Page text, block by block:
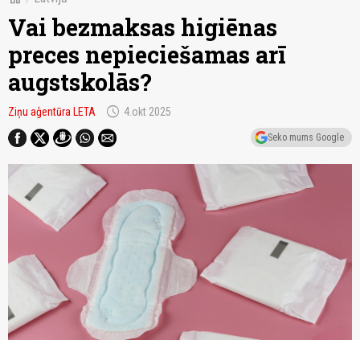
Vai bezmaksas higiēnas
preces nepieciešamas arī
augstskolās?
Ziņu aģentūra LETA schedule 4.okt 2025
Seko mums Google